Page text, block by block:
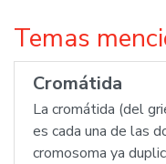
Temas
Cromátida
La cromátida (del
es cada una de las
cromosoma ya